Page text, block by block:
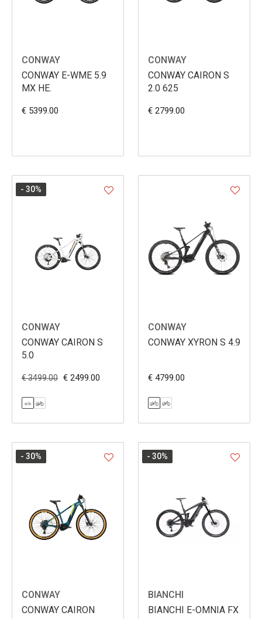
CONWAY
CONWAY E-WME 5.9
MX HE.
€ 5399.00
CONWAY
CONWAY CAIRON S
2.0 625
€ 2799.00
CONWAY
CONWAY CAIRON S
5.0
€ 3499.00 € 2499.00
- 30%
CONWAY
CONWAY XYRON S 4.9
€ 4799.00
CONWAY
CONWAY CAIRON
- 30%
BIANCHI
BIANCHI E-OMNIA FX
- 30%